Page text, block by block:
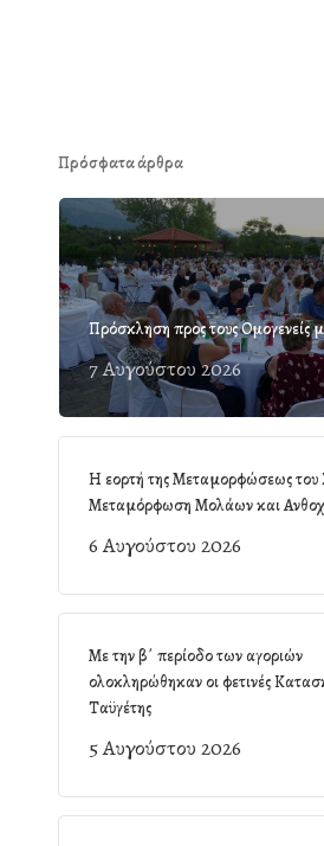
Πρόσφατα άρθρα
Πρόσκληση προς τους Ομογενείς
7 Αυγούστου 2026
Η εορτή της Μεταμορφώσεως του
Μεταμόρφωση Μολάων και
6 Αυγούστου 2026
Με την β΄ περίοδο των αγοριών
ολοκληρώθηκαν οι φετινές
Ταϋγέτης
5 Αυγούστου 2026